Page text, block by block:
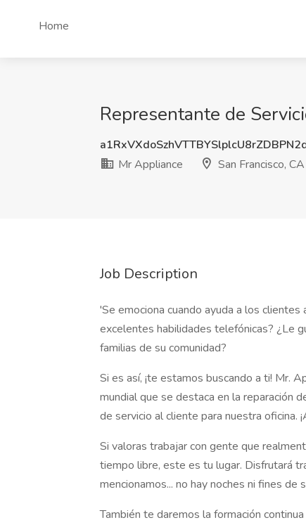
Home
Representante de
Mr Appliance
San Francisco, CA
Job Description
'Se emociona cuando ayuda a los
excelentes habilidades telefónicas? ¿Le
familias de su comunidad?
Si es así, ¡te estamos buscando a ti! Mr.
mundial que se destaca en la reparación
de servicio al cliente para nuestra oficina.
Si valoras trabajar con gente que
tiempo libre, este es tu lugar. Disfrutará
mencionamos... no hay noches ni fines de
También te daremos la formación